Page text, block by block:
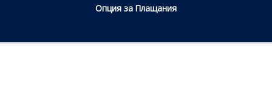
Опция за Плащания